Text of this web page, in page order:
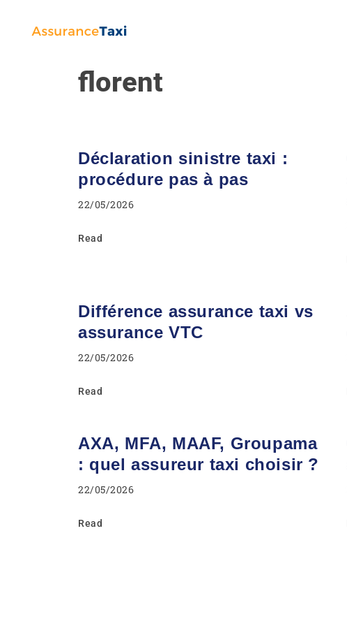
florent
Déclaration sinistre taxi :
procédure pas à pas
22/05/2026
Read
Différence assurance taxi vs
assurance VTC
22/05/2026
Read
AXA, MFA, MAAF, Groupama
: quel assureur taxi choisir ?
22/05/2026
Read